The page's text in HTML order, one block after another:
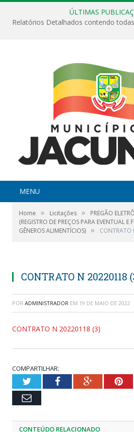
ÚLTIMAS
MENU
Home » Licitações »
PREGÃO
(REGISTRO DE PREÇOS PARA EVENTUAL
GÊNEROS ALIMENTÍCIOS) »
CONTRATO N 20220118
POR ADMINISTRADOR EM 19 DE MAIO DE 2022
CONTRATO N 20220118 (3)
COMPARTILHAR:
TwitterFacebookGoogle+
Email
CONTEÚDO RELACIONADO